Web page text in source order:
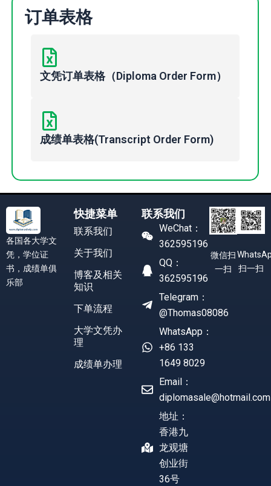
订单表格
文凭订单表格（Diploma Order Form）
成绩单表格(Transcript Order Form)
各国各大学文
凭，学位证
书，成绩单俱
乐部
快捷菜单
联系我们
关于我们
博客及相关
知识
下单流程
大学文凭办
理
成绩单办理
联系我们
WeChat：
362595196
QQ：
362595196
Telegram：
@Thomas08086
WhatsApp：
+86 133
1649 8029
Email：
diplomasale@hotmail.com
地址：
香港九
龙观塘
创业街
36号
微信扫
一扫
扫一扫